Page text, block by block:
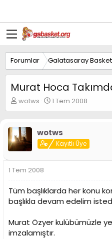
Forumlar Galatasaray
Murat Hoca
K
o
u
y
u
B
a
ş
l
a
t
a
wotws
B
a
a
n
ı
t
a
r
i
1 Tem 2008
wotws
Kayıtlı Üye
1 Tem 2008
Tüm başlıklarda her konu
başlıkla devam edelim
Murat Özyer kulübümüzle
imzalamıştır.